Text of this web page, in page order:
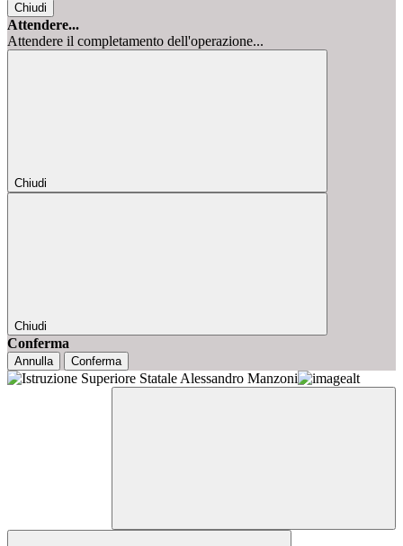
Chiudi
Attendere...
Attendere il completamento dell'operazione...
Chiudi
Chiudi
Conferma
Annulla Conferma